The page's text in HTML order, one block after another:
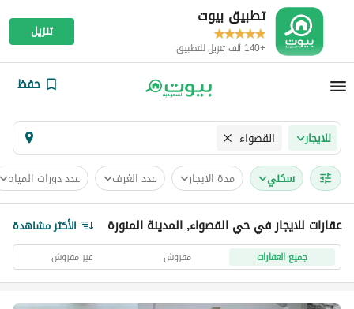
تطبيق بيوت
+140 ألف تنزيل للتطبيق
تنزيل
حفظ
للايجار القصواء
سكني مدة الايجار عدد الغرف عدد دورات المياه
عقارات للايجار في حي القصواء, المدينة المنورة الأكثر مشاهدة
جميع العقارات مفروش غير مفروش